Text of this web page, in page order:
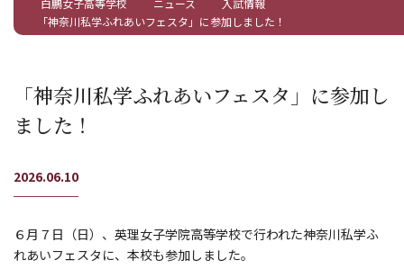
「神奈川私学ふれあいフェスタ」に参加しました！
「神奈川私学ふれあいフェスタ」に参加し
ました！
2026.06.10
６月７日（日）、英理女子学院高等学校で行われた神奈川私学ふ
れあいフェスタに、本校も参加しました。